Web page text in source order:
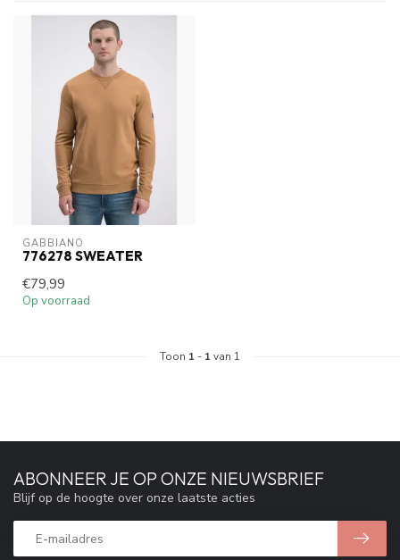
GABBIANO
776278 SWEATER
€79,99
Op voorraad
Toon 1 - 1 van 1
ABONNEER JE OP ONZE NIEUWSBRIEF
Blijf op de hoogte over onze laatste acties